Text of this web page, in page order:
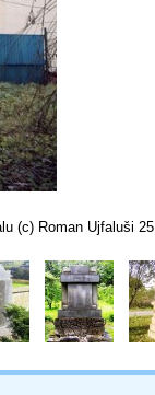
(c) Roman Ujfaluši